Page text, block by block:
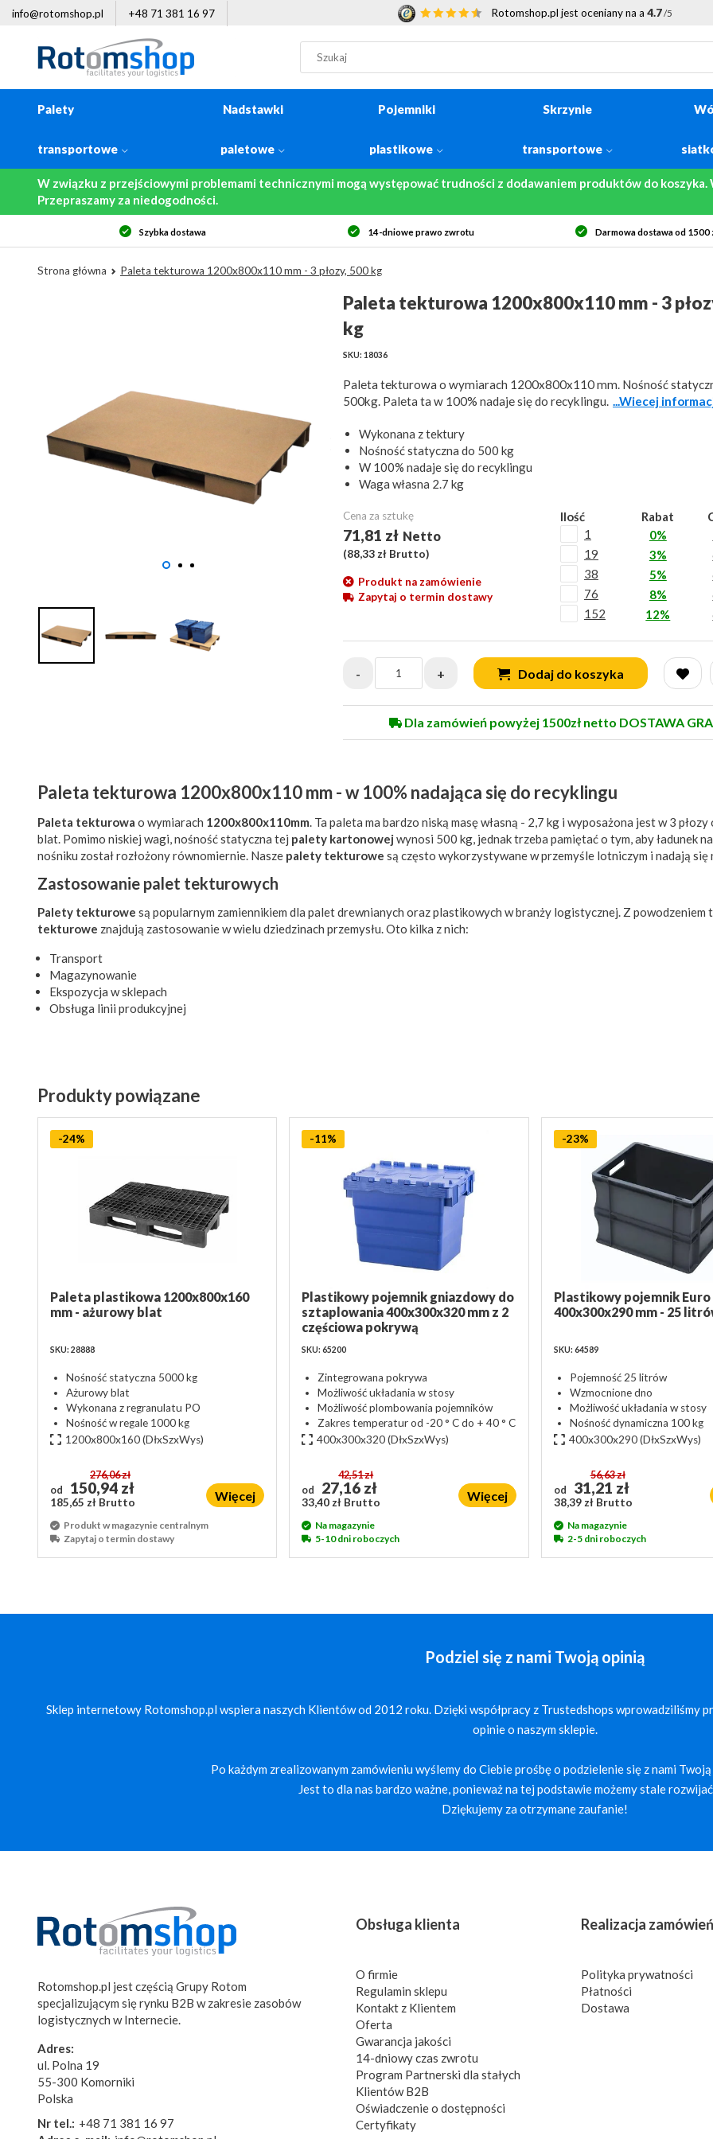
info@rotomshop.pl +48 71 381 16 97 Rotomshop.pl jest oceniany na a 4.7/5
Palety
transportowe
Nadstawki
paletowe
Pojemniki
plastikowe
Skrzynie
transportowe
W związku z przejściowymi problemami technicznymi mogą występować trudności z dodawaniem produktów do
Przepraszamy za niedogodności.
Szybka dostawa 14-dniowe prawo zwrotu Darmowa dostawa od 1500
Strona główna Paleta tekturowa 1200x800x110 mm - 3 płozy, 500 kg
Paleta tekturowa 1200x800x110 mm - 3
kg
SKU: 18036
Paleta tekturowa o wymiarach 1200x800x110 mm. Nośność
500kg. Paleta ta w 100% nadaje się do recyklingu. ...Wiecej
Wykonana z tektury
Nośność statyczna do 500 kg
W 100% nadaje się do recyklingu
Waga własna 2.7 kg
Cena za sztukę
71,81 zł Netto
(88,33 zł Brutto)
Produkt na zamówienie
Zapytaj o termin dostawy
Ilość Rabat
1
0%
19
3%
38
5%
76
8%
152
12%
- + Dodaj do koszyka
Dla zamówień powyżej 1500zł netto DOSTAWA
Paleta tekturowa 1200x800x110 mm - w 100% nadająca się do recyklingu
Paleta tekturowa o wymiarach 1200x800x110mm. Ta paleta ma bardzo niską masę własną - 2,7 kg i wyposażona jest w 3 płozy
blat. Pomimo niskiej wagi, nośność statyczna tej palety kartonowej wynosi 500 kg, jednak trzeba pamiętać o tym, aby ładunek
nośniku został rozłożony równomiernie. Nasze palety tekturowe są często wykorzystywane w przemyśle lotniczym i nadają się
Zastosowanie palet tekturowych
Palety tekturowe są popularnym zamiennikiem dla palet drewnianych oraz plastikowych w branży logistycznej. Z powodzeniem
tekturowe znajdują zastosowanie w wielu dziedzinach przemysłu. Oto kilka z nich:
Transport
Magazynowanie
Ekspozycja w sklepach
Obsługa linii produkcyjnej
Produkty powiązane
-24%
Paleta plastikowa 1200x800x160
mm - ażurowy blat
SKU: 28888
Nośność statyczna 5000 kg
Ażurowy blat
Wykonana z regranulatu PO
Nośność w regale 1000 kg
1200x800x160(DłxSzxWys)
od
276,06 zł
150,94 zł
185,65 zł Brutto Więcej
Produkt w magazynie centralnym
Zapytaj o termin dostawy
-11%
Plastikowy pojemnik gniazdowy do
sztaplowania 400x300x320 mm z 2
częściowa pokrywą
SKU: 65200
Zintegrowana pokrywa
Możliwość układania w stosy
Możliwość plombowania pojemników
Zakres temperatur od -20 ° C do + 40 ° C
400x300x320(DłxSzxWys)
od
42,51 zł
27,16 zł
33,40 zł Brutto Więcej
Na magazynie
5-10 dni roboczych
-23%
Plastikowy pojemnik Euro
400x300x290 mm - 25
SKU: 64589
Pojemność 25 litrów
Wzmocnione dno
Możliwość układania w stosy
Nośność dynamiczna 100 kg
400x300x290(DłxSzxWys)
od
56,63 zł
31,21 zł
38,39 zł Brutto
Na magazynie
2-5 dni roboczych
Podziel się z nami Twoją opinią
Sklep internetowy Rotomshop.pl wspiera naszych Klientów od 2012 roku. Dzięki współpracy z Trustedshops wprowadziliśmy
opinie o naszym sklepie.
Po każdym zrealizowanym zamówieniu wyślemy do Ciebie prośbę o podzielenie się z nami
Jest to dla nas bardzo ważne, ponieważ na tej podstawie możemy stale
Dziękujemy za otrzymane zaufanie!
Rotomshop.pl jest częścią Grupy Rotom
specjalizującym się rynku B2B w zakresie zasobów
logistycznych w Internecie.
Adres:
ul. Polna 19
55-300 Komorniki
Polska
Nr tel.: +48 71 381 16 97
Obsługa klienta
O firmie
Regulamin sklepu
Kontakt z Klientem
Oferta
Gwarancja jakości
14-dniowy czas zwrotu
Program Partnerski dla stałych
Klientów B2B
Oświadczenie o dostępności
Certyfikaty
Realizacja
Polityka prywatności
Płatności
Dostawa